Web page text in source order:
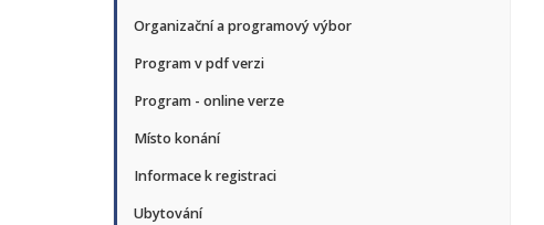
Organizační a programový výbor
Program v pdf verzi
Program - online verze
Místo konání
Informace k registraci
Ubytování